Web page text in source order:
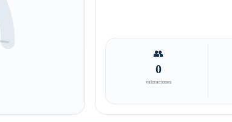
👥
0
valoraciones